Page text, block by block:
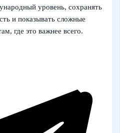
уровень, сохранять
и показывать сложные
где это важнее всего.